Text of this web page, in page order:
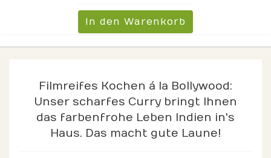
Filmreifes Kochen á la Bollywood:
Unser scharfes Curry bringt Ihnen
das farbenfrohe Leben Indien in's
Haus. Das macht gute Laune!